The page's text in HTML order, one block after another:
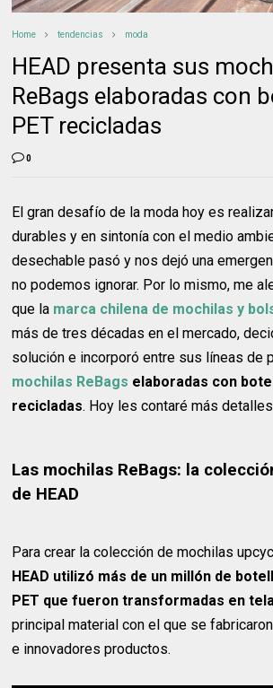
Home tendencias moda
HEAD presenta sus
ReBags elaboradas con
PET recicladas
0
El gran desafío de la moda hoy es
durables y en sintonía con el medio
desechable pasó y nos dejó una
no podemos ignorar. Por lo mismo, me
que la marca chilena de mochilas y
más de tres décadas en el mercado,
solución e incorporó entre sus líneas de
mochilas ReBags elaboradas con
recicladas. Hoy les contaré más
Las mochilas ReBags: la
de HEAD
Para crear la colección de mochilas
HEAD utilizó más de un millón de
PET que fueron transformadas en
principal material con el que se
e innovadores productos.